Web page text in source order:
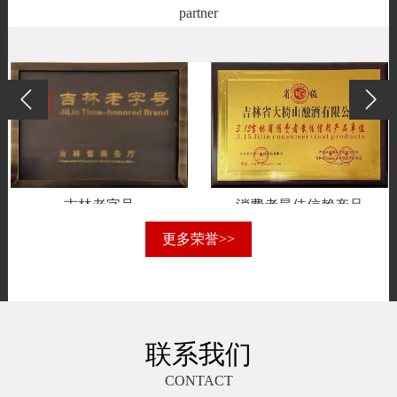
partner
吉林老字号 消费者最佳信赖产品
更多荣誉>>
联系我们
CONTACT